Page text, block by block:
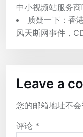
中小视频站服务商
质疑一下：香
风天断网事件，
Leave a
您的邮箱地址不会
评论 *